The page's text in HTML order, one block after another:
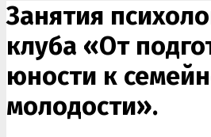
Занятия
клуба «От
юности к
молодости».